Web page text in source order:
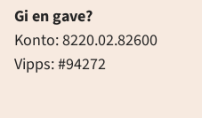
Gi en gave?
Konto: 8220.02.82600
Vipps: #94272